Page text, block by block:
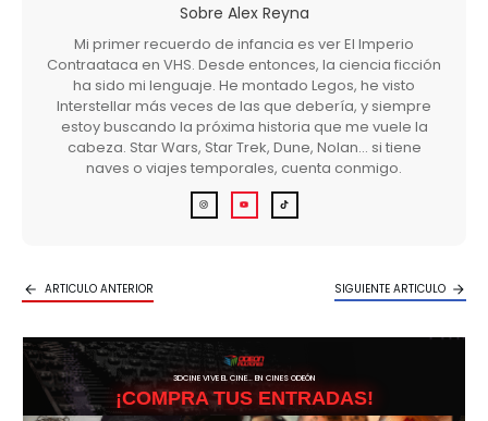
Sobre Alex Reyna
Mi primer recuerdo de infancia es ver El Imperio
Contraataca en VHS. Desde entonces, la ciencia ficción
ha sido mi lenguaje. He montado Legos, he visto
Interstellar más veces de las que debería, y siempre
estoy buscando la próxima historia que me vuele la
cabeza. Star Wars, Star Trek, Dune, Nolan… si tiene
naves o viajes temporales, cuenta conmigo.
ARTICULO ANTERIOR SIGUIENTE ARTICULO
3DCINE VIVE EL CINE… EN CINES ODEÓN
¡COMPRA TUS ENTRADAS!